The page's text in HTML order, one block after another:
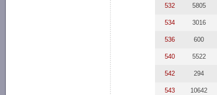
532 5805
534 3016
536 600
540 5522
542 294
543 10642